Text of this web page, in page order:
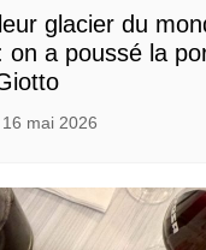
glacier du
on a poussé la
16 mai 2026